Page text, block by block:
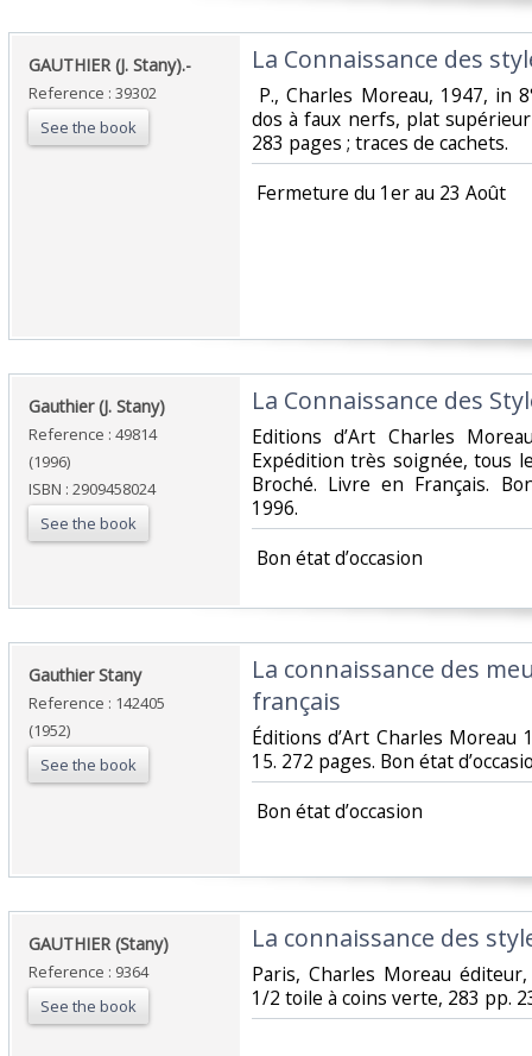
‎GAUTHIER (J. Stany).-‎
Reference : 39302
See the book
‎La Connaissance des
P., Charles Moreau, 1947, in
dos à faux nerfs, plat
283 pages ; traces de cachets. ‎
‎ Fermeture du 1er au 23 Août‎
‎Gauthier (J. Stany)‎
Reference : 49814
(1996)
ISBN : 2909458024
See the book
‎La Connaissance des
‎Editions d’Art Charles
Expédition très soignée, tous
Broché. Livre en Français.
1996.‎
‎ Bon état d’occasion ‎
‎Gauthier Stany‎
Reference : 142405
(1952)
See the book
‎La connaissance des
français‎
‎Éditions d’Art Charles
15. 272 pages. Bon état
‎ Bon état d’occasion ‎
‎GAUTHIER (Stany)‎
Reference : 9364
See the book
‎La connaissance des
‎Paris, Charles Moreau
1/2 toile à coins verte, 283 pp.